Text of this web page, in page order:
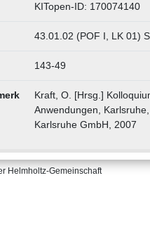
KITopen-ID: 170074140
43.01.02 (POF I, LK 01)
143-49
Kraft, O. [Hrsg.]
Anwendungen,
Karlsruhe GmbH, 2007
Helmholtz-Gemeinschaft